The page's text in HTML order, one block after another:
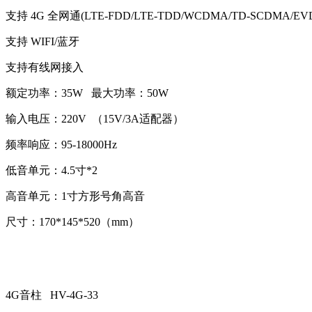
支持 4G 全网通(LTE-FDD/LTE-TDD/WCDMA/TD-SCDMA/
支持 WIFI/蓝牙
支持有线网接入
额定功率：35W 最大功率：50W
输入电压：220V （15V/3A适配器）
频率响应：95-18000Hz
低音单元：4.5寸*2
高音单元：1寸方形号角高音
尺寸：170*145*520（mm）
4G音柱 HV-4G-33